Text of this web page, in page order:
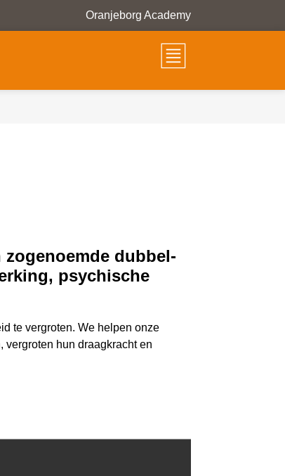
Oranjeborg Academy
dubbel-
psychische
te vergroten. We helpen onze
vergroten hun draagkracht en